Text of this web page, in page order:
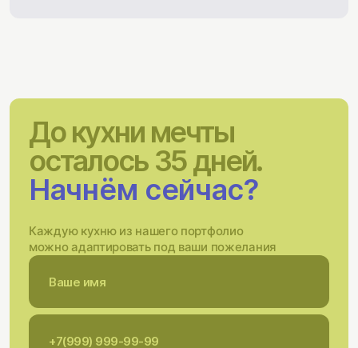
До кухни мечты
осталось 35 дней.
Начнём сейчас?
Каждую кухню из нашего портфолио
можно адаптировать под ваши пожелания